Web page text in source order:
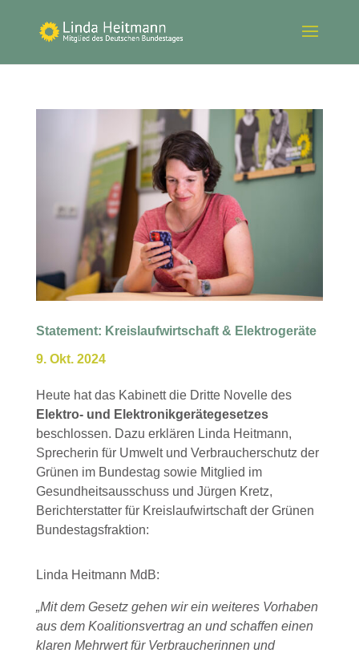
Statement: Kreislaufwirtschaft & Elektrogeräte
9. Okt. 2024
Heute hat das Kabinett die Dritte Novelle des
Elektro- und Elektronikgerätegesetzes
beschlossen. Dazu erklären Linda Heitmann,
Sprecherin für Umwelt und Verbraucherschutz der
Grünen im Bundestag sowie Mitglied im
Gesundheitsausschuss und Jürgen Kretz,
Berichterstatter für Kreislaufwirtschaft der Grünen
Bundestagsfraktion:
Linda Heitmann MdB:
„Mit dem Gesetz gehen wir ein weiteres Vorhaben
aus dem Koalitionsvertrag an und schaffen einen
klaren Mehrwert für Verbraucherinnen und